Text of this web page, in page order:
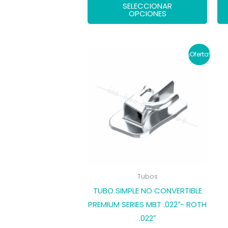
era:
14,00 €.
es:
11,90 €.
SELECCIONAR
OPCIONES
tiene
¡Oferta!
Tubos
TUBO SIMPLE NO CONVERTIBLE
PREMIUM SERIES MBT .022″- ROTH
.022″